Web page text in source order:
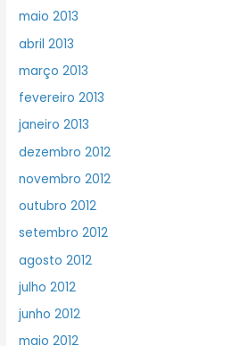
maio 2013
abril 2013
março 2013
fevereiro 2013
janeiro 2013
dezembro 2012
novembro 2012
outubro 2012
setembro 2012
agosto 2012
julho 2012
junho 2012
maio 2012